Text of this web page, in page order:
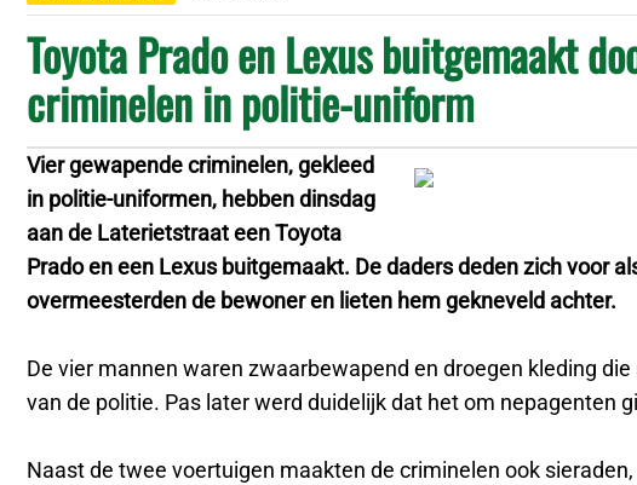
Toyota Prado en Lexus buitgemaakt
criminelen in politie-uniform
Vier gewapende criminelen, gekleed
in politie-uniformen, hebben dinsdag
aan de Laterietstraat een Toyota
Prado en een Lexus buitgemaakt. De daders deden zich voor
overmeesterden de bewoner en lieten hem gekneveld achter.
De vier mannen waren zwaarbewapend en droegen kleding die
van de politie. Pas later werd duidelijk dat het om nepagenten
Naast de twee voertuigen maakten de criminelen ook